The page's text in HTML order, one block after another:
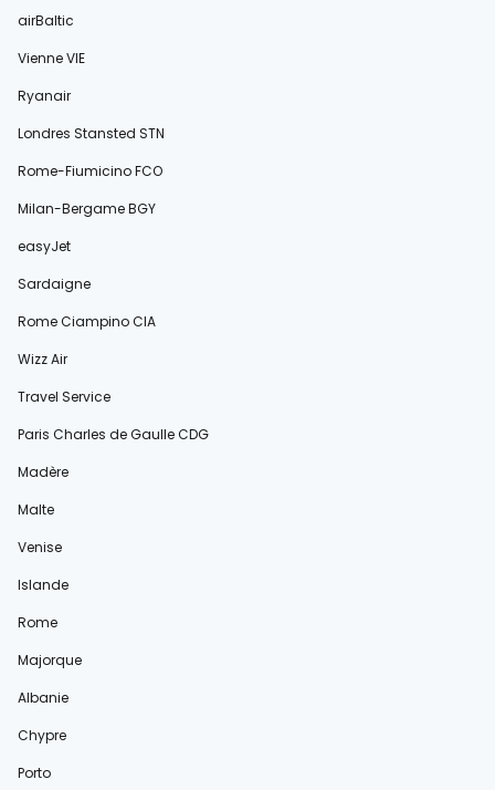
airBaltic
Vienne VIE
Ryanair
Londres Stansted STN
Rome-Fiumicino FCO
Milan-Bergame BGY
easyJet
Sardaigne
Rome Ciampino CIA
Wizz Air
Travel Service
Paris Charles de Gaulle CDG
Madère
Malte
Venise
Islande
Rome
Majorque
Albanie
Chypre
Porto